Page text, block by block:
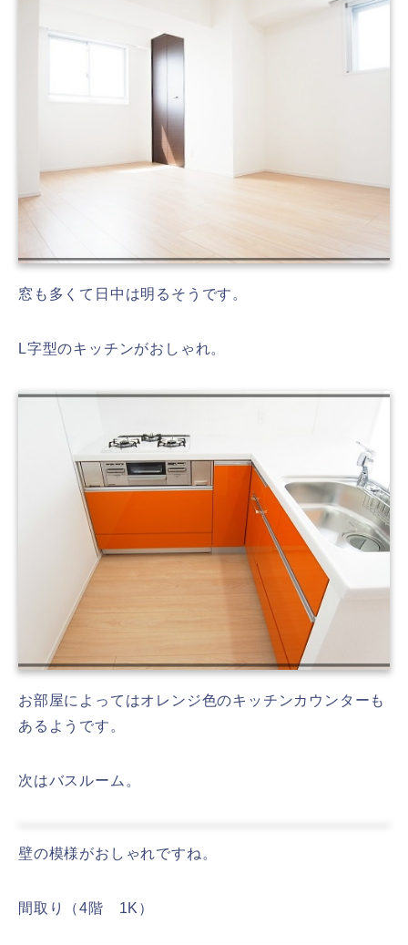
窓も多くて日中は明るそうです。
L字型のキッチンがおしゃれ。
お部屋によってはオレンジ色のキッチンカウンターも
あるようです。
次はバスルーム。
壁の模様がおしゃれですね。
間取り（4階 1K）